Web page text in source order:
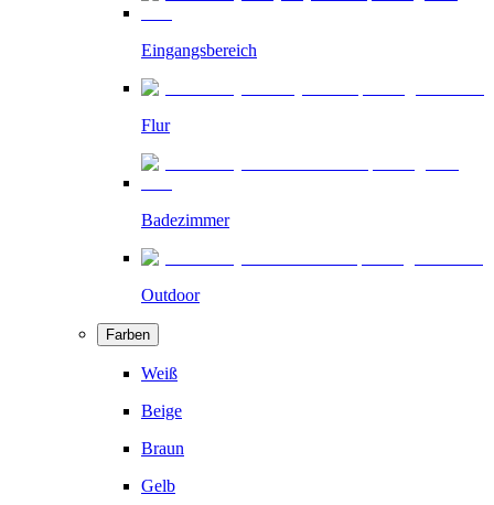
Eingangsbereich
Flur
Badezimmer
Outdoor
Farben
Weiß
Beige
Braun
Gelb